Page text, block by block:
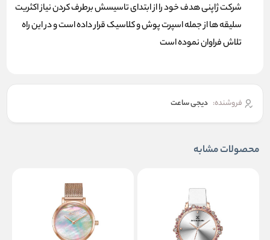
شرکت ژاپنی هدف خود را از ابتدای تاسیسش برطرف کردن نیاز اکثریت
سلیقه ها از جمله اسپرت پوش و کلاسیک قرار داده است و در این راه
تلاش فراوان نموده است
فروشنده: دیجی ساعت
محصولات مشابه